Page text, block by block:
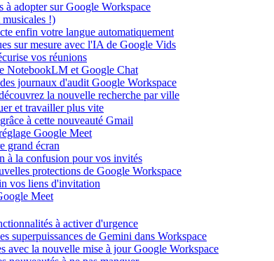
à adopter sur Google Workspace
!)
enfin votre langue automatiquement
sur mesure avec l'IA de Google Vids
vos réunions
NotebookLM et Google Chat
journaux d'audit Google Workspace
la nouvelle recherche par ville
et travailler plus vite
à cette nouveauté Gmail
Google Meet
grand écran
à la confusion pour vos invités
protections de Google Workspace
vos liens d'invitation
Meet
à activer d'urgence
superpuissances de Gemini dans Workspace
avec la nouvelle mise à jour Google Workspace